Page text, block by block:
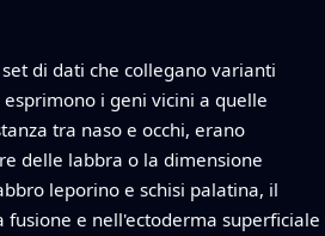
di dati che collegano varianti
i geni vicini a quelle
tra naso e occhi, erano
delle labbra o la dimensione
leporino e schisi palatina, il
e nell'ectoderma superficiale